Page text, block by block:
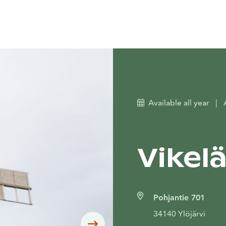
Siirry seuraavaan
Available all year |
Pohjantie 701
34140 Ylöjärvi